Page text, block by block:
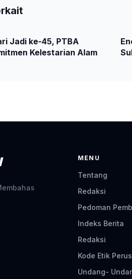
Jadi ke-45, PTBA
Kelestarian Alam
MENU
Tentang
Redaksi
Pedoman
Indeks Berita
Redaksi
Kode Etik
Undang-